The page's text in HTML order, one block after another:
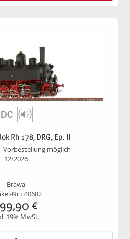
Rh 178, DRG, Ep. II
Vorbestellung möglich
12/2026
Brawa
Nr.: 40682
€
19% MwSt.